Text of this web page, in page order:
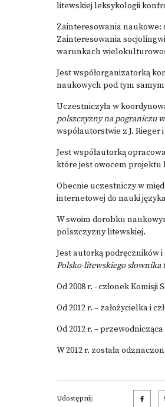
litewskiej leksykologii
Zainteresowania
Zainteresowania
warunkach
Jest współorganizatorką
naukowych pod tym samym
Uczestniczyła w
polszczyzny na pograniczu
współautorstwie z J. Rieger
Jest współautorką
które jest owocem projektu
Obecnie uczestniczy w
internetowej do nauki
W swoim dorobku
polszczyzny litewskiej.
Jest autorką podręczników
Polsko-litewskiego słownika
Od 2008 r. - członek
Od 2012 r. – założycielka i
Od 2012 r. –
W 2012 r. została
Udostępnij: